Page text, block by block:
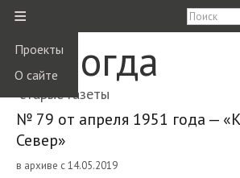
≡
Проекты
О сайте
Вологда
старые газеты
№ 79 от апреля 1951 года —
Север»
в архиве с 14.05.2019